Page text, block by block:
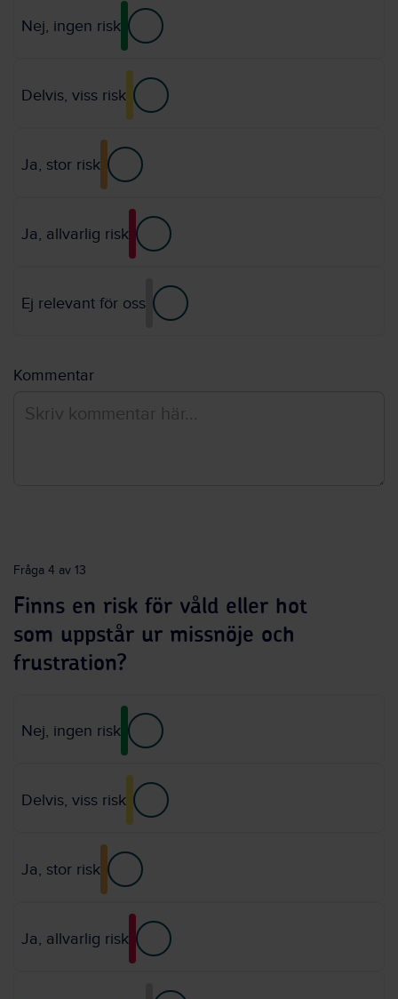
Nej, ingen risk
Delvis, viss risk
Ja, stor risk
Ja, allvarlig risk
Ej relevant för oss
Kommentar
Fråga 4 av 13
Finns en risk för våld eller hot
som uppstår ur missnöje och
frustration?
Nej, ingen risk
Delvis, viss risk
Ja, stor risk
Ja, allvarlig risk